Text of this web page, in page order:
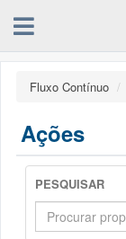
Fluxo Contínuo
Ações
PESQUISAR